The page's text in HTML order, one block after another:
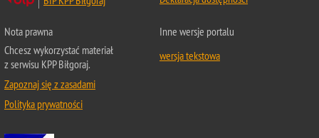
Nota prawna
Chcesz wykorzystać materiał
z serwisu KPP Biłgoraj.
Zapoznaj się z zasadami
Polityka prywatności
Inne wersje portalu
wersja tekstowa